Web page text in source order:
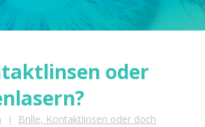
oder
|
Brille, Kontaktlinsen oder doch